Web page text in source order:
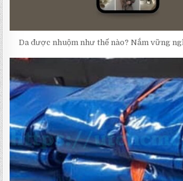
Da được nhuộm như thế nào? Nắm vững